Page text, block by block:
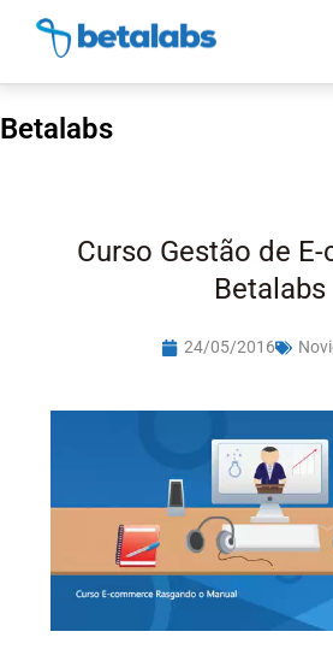
Betalabs
Curso Gestão de
Betalabs
24/05/2016